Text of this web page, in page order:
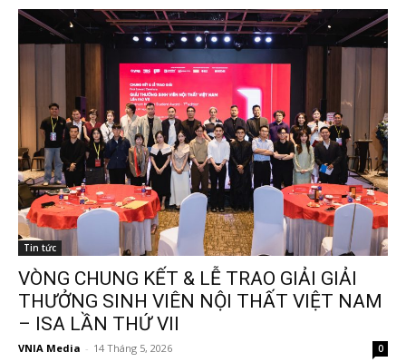
Tin tức
VÒNG CHUNG KẾT & LỄ TRAO GIẢI GIẢI
THƯỞNG SINH VIÊN NỘI THẤT VIỆT NAM
– ISA LẦN THỨ VII
VNIA Media - 14 Tháng 5, 2026 0